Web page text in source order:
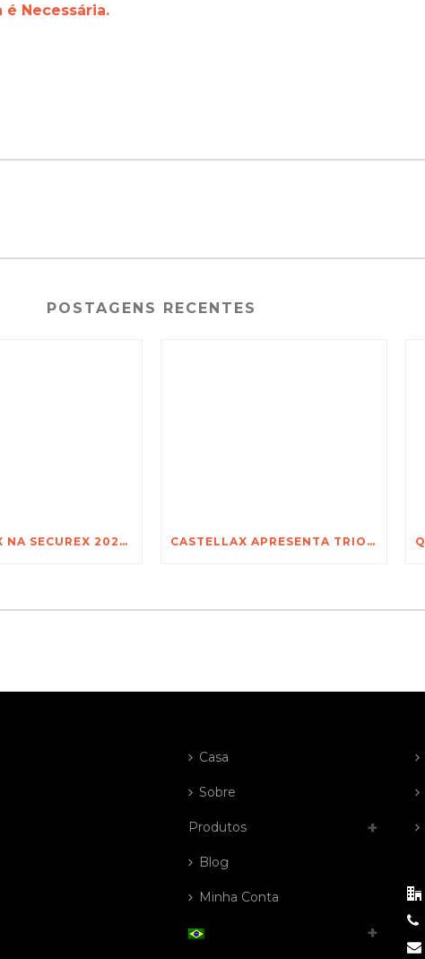
Necessária.
POSTAGENS RECENTES
CASTELLAX NA SECUREX 2026 JOANESBURGO – DESCUBRA O PODER DO TRIO-X CASTELLAX APRESENTA TRIO-X E SISTEMAS AVANÇADOS DE SEGURANÇA NA FEIRA INTERNACIONAL DE SEGURANÇA DE POZNAŃ
Casa
Sobre
Produtos
Blog
Minha Conta